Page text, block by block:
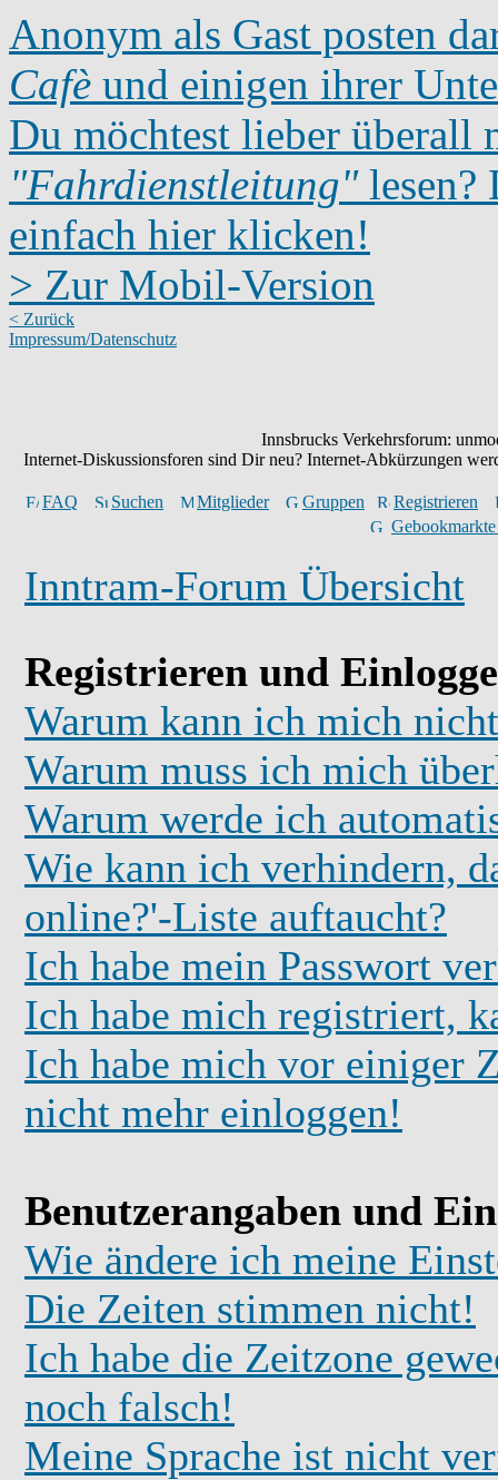
Anonym als Gast posten
Cafè und einigen ihrer
Du möchtest lieber überall
"Fahrdienstleitung"lesen?
einfach hier klicken!
> Zur Mobil-Version
< Zurück
Impressum/Datenschutz
Innsbrucks Verkehrsforum:
Internet-Diskussionsforen sind Dir neu? Internet-Abkürzungen
FAQ Suchen Mitglieder Gruppen
Registrieren
Inntram-Forum Übersicht
Registrieren und
Warum kann ich mich
Warum muss ich mich
Warum werde ich
Wie kann ich verhindern,
online?'-Liste auftaucht?
Ich habe mein Passwort
Ich habe mich registriert,
Ich habe mich vor einiger
nicht mehr einloggen!
Benutzerangaben und
Wie ändere ich meine
Die Zeiten stimmen nicht!
Ich habe die Zeitzone
noch falsch!
Meine Sprache ist nicht